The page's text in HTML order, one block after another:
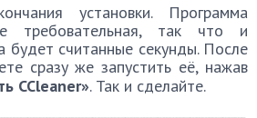
установки. Программа
так что и
будет считанные секунды. После
сразу же запустить её, нажав
CCleaner». Так и сделайте.